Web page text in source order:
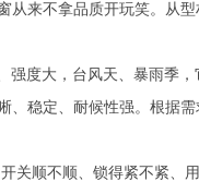
从来不拿品质开玩笑。从
度大，台风天、暴雨季，
、稳定、耐候性强。根据
关顺不顺、锁得紧不紧、